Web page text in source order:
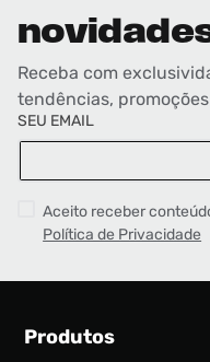
Receba com
tendências,
SEU EMAIL
Aceito receber
Política de Privacidade
Produtos